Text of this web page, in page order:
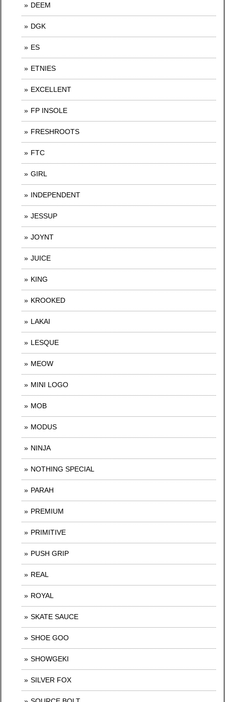
DEEM
DGK
ES
ETNIES
EXCELLENT
FP INSOLE
FRESHROOTS
FTC
GIRL
INDEPENDENT
JESSUP
JOYNT
JUICE
KING
KROOKED
LAKAI
LESQUE
MEOW
MINI LOGO
MOB
MODUS
NINJA
NOTHING SPECIAL
PARAH
PREMIUM
PRIMITIVE
PUSH GRIP
REAL
ROYAL
SKATE SAUCE
SHOE GOO
SHOWGEKI
SILVER FOX